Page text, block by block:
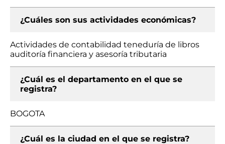
¿Cuáles son sus actividades económicas?
Actividades de contabilidad teneduría de libros
auditoría financiera y asesoría tributaria
¿Cuál es el departamento en el que se
registra?
BOGOTA
¿Cuál es la ciudad en el que se registra?